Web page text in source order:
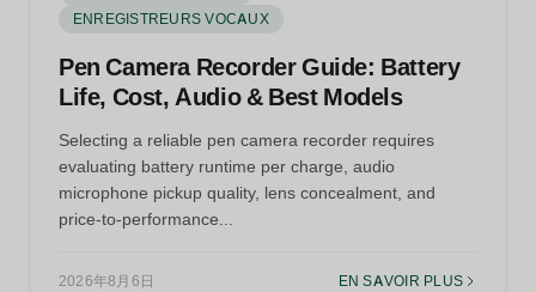
ENREGISTREURS VOCAUX
Pen Camera Recorder Guide: Battery
Life, Cost, Audio & Best Models
Selecting a reliable pen camera recorder requires
evaluating battery runtime per charge, audio
microphone pickup quality, lens concealment, and
price-to-performance...
2026年8月6日 EN SAVOIR PLUS